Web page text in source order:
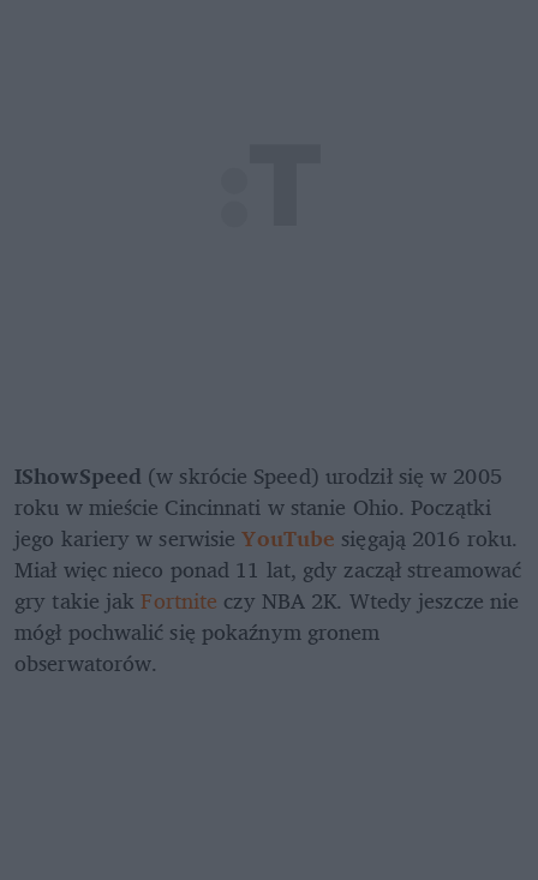
IShowSpeed (w skrócie Speed) urodził się w 2005
roku w mieście Cincinnati w stanie Ohio. Początki
jego kariery w serwisie YouTube sięgają 2016 roku.
Miał więc nieco ponad 11 lat, gdy zaczął streamować
gry takie jak Fortnite czy NBA 2K. Wtedy jeszcze nie
mógł pochwalić się pokaźnym gronem
obserwatorów.